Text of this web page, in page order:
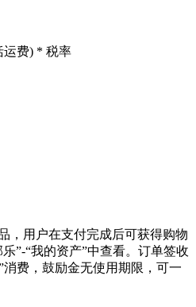
运费) * 税率
，用户在支付完成后可获得购物
”-“我的资产”中查看。订单签收
消费，鼓励金无使用期限，可一